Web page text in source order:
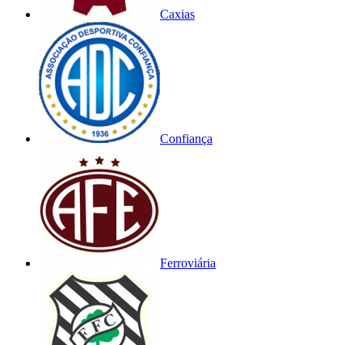
Caxias
Confiança
Ferroviária